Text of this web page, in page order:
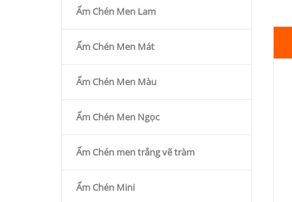
Ấm Chén Men Lam
Ấm Chén Men Mát
Ấm Chén Men Màu
Ấm Chén Men Ngọc
Ấm Chén men trắng vẽ tràm
Ấm Chén Mini